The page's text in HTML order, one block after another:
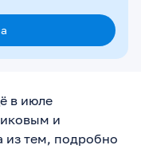
в июле
и
тем, подробно